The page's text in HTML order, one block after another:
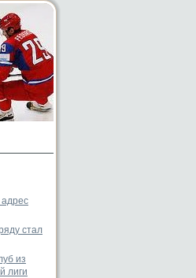
стал
из
лиги